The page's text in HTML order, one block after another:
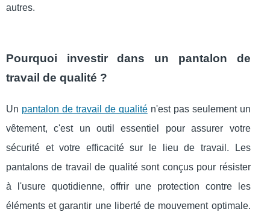
autres.
Pourquoi investir dans un pantalon de
travail de qualité ?
Un pantalon de travail de qualitén'est pas seulement un
vêtement, c'est un outil essentiel pour assurer votre
sécurité et votre efficacité sur le lieu de travail. Les
pantalons de travail de qualité sont conçus pour résister
à l'usure quotidienne, offrir une protection contre les
éléments et garantir une liberté de mouvement optimale.